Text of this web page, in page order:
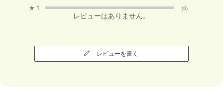
★ 1 (0)
レビューはありません。
レビューを書く